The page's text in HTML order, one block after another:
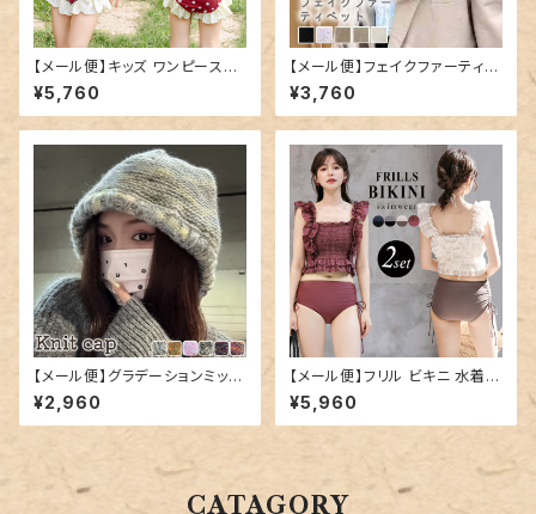
【メール便】キッズ ワンピース水
着 レトロガーリー リボン フリル
／kids551
¥5,760
【メール便】フェイクファーティペ
ット／stole064
¥3,760
【メール便】グラデーションミック
スカラーニット帽／hat300
¥2,960
【メール便】フリル ビキニ 水着
レディース キャミキニ ハイウエ
スト／hys3269
¥5,960
CATAGORY